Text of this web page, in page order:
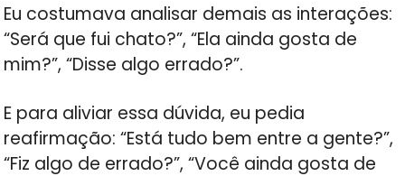
Eu costumava analisar demais as interações:
“Será que fui chato?”, “Ela ainda gosta de
mim?”, “Disse algo errado?”.
E para aliviar essa dúvida, eu pedia
reafirmação: “Está tudo bem entre a gente?”,
“Fiz algo de errado?”, “Você ainda gosta de